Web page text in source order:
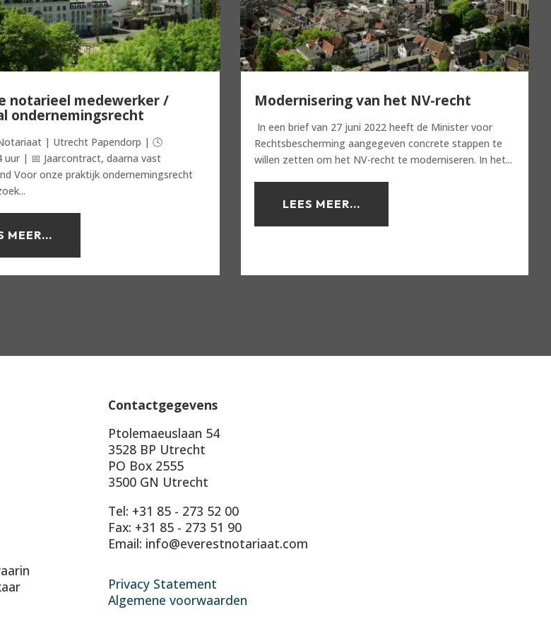
notarieel medewerker /
ondernemingsrecht
| Utrecht Papendorp | 🕓
uur | 📅 Jaarcontract, daarna vast
Voor onze praktijk ondernemingsrecht
MEER...
Modernisering van het NV-recht
In een brief van 27 juni 2022 heeft de Minister voor
Rechtsbescherming aangegeven concrete stappen te
willen zetten om het NV-recht te moderniseren. In het...
LEES MEER...
Contactgegevens
Ptolemaeuslaan 54
3528 BP Utrecht
PO Box 2555
3500 GN Utrecht
Tel: +31 85 - 273 52 00
Fax: +31 85 - 273 51 90
Email: info@everestnotariaat.com
Privacy Statement
Algemene voorwaarden